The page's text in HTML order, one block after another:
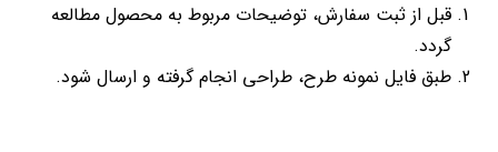
قبل از ثبت سفارش، توضیحات مربوط به محصول مطالعه
گردد.
طبق فایل نمونه طرح، طراحی انجام گرفته و ارسال شود.